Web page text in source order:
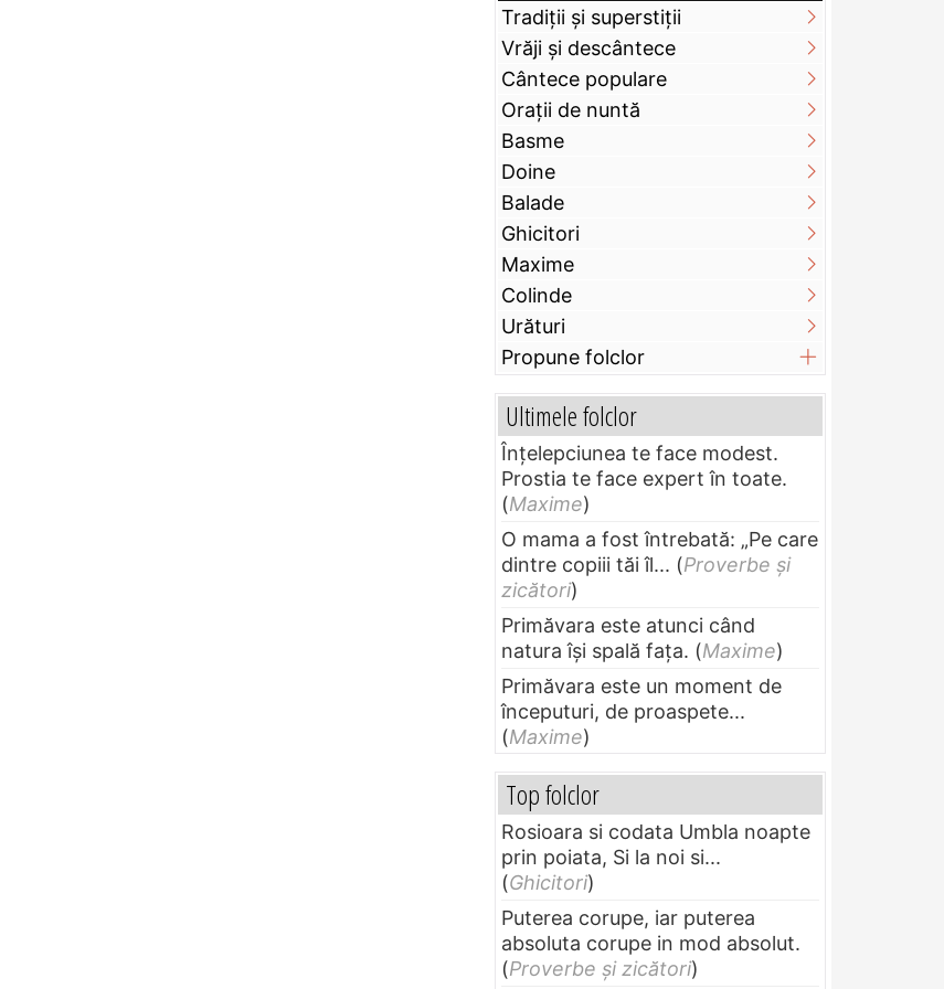
Tradiții și superstiții
Vrăji și descântece
Cântece populare
Orații de nuntă
Basme
Doine
Balade
Ghicitori
Maxime
Colinde
Urături
Propune folclor
Ultimele folclor
Înțelepciunea te face modest.
Prostia te face expert în toate.
(Maxime)
O mama a fost întrebată: „Pe care
dintre copiii tăi îl... (Proverbe și
zicători)
Primăvara este atunci când
natura își spală fața. (Maxime)
Primăvara este un moment de
începuturi, de proaspete...
(Maxime)
Top folclor
Rosioara si codata Umbla noapte
prin poiata, Si la noi si...
(Ghicitori)
Puterea corupe, iar puterea
absoluta corupe in mod absolut.
(Proverbe și zicători)